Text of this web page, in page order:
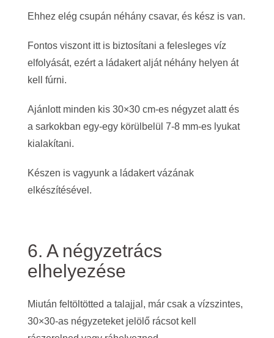
Ehhez elég csupán néhány csavar, és kész is van.
Fontos viszont itt is biztosítani a felesleges víz
elfolyását, ezért a ládakert alját néhány helyen át
kell fúrni.
Ajánlott minden kis 30×30 cm-es négyzet alatt és
a sarkokban egy-egy körülbelül 7-8 mm-es lyukat
kialakítani.
Készen is vagyunk a ládakert vázának
elkészítésével.
6. A négyzetrács
elhelyezése
Miután feltöltötted a talajjal, már csak a vízszintes,
30×30-as négyzeteket jelölő rácsot kell